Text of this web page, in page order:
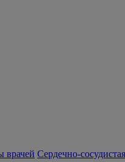
врачей Сердечно-